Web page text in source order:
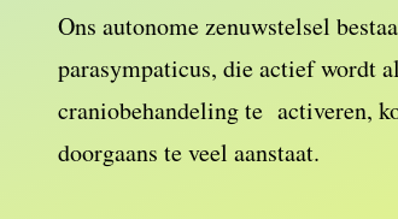
Ons autonome zenuwstelsel
parasympaticus, die actief wordt
craniobehandeling te activeren,
doorgaans te veel aanstaat.